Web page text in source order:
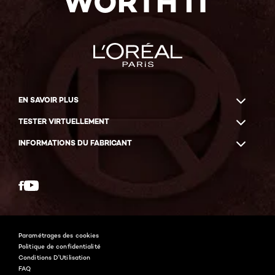
EN SAVOIR PLUS
TESTER VIRTUELLEMENT
INFORMATIONS DU FABRICANT
Paramétrages des cookies
Politique de confidentialité
Conditions D'Utilisation
FAQ